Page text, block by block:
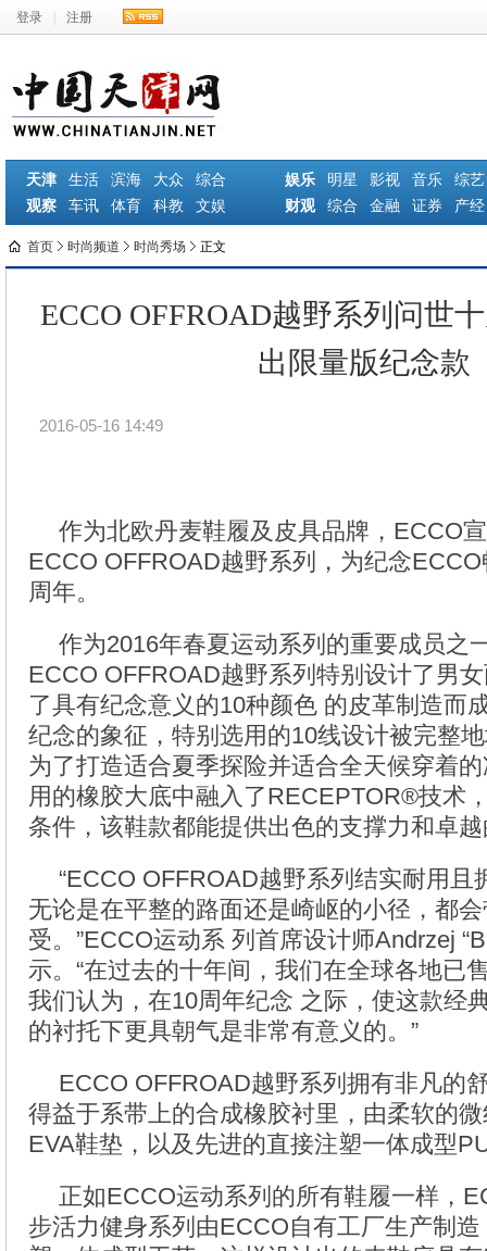
登录 注册
天津 生活 滨海 大众
综合
观察
车讯 体育 科教 文娱
娱乐 明星 影视 音乐
综艺
财观
综合 金融 证券 产经
首页 时尚频道 时尚秀场 正文
ECCO OFFROAD越野系列问世
出限量版纪念款
2016-05-16 14:49
作为北欧丹麦鞋履及皮具品牌，ECCO
ECCO OFFROAD越野系列，为纪念
周年。
作为2016年春夏运动系列的重要成员之
ECCO OFFROAD越野系列特别设计了男
了具有纪念意义的10种颜色 的皮革制造而
纪念的象征，特别选用的10线设计被完整
为了打造适合夏季探险并适合全天候穿着
用的橡胶大底中融入了RECEPTOR®技术
条件，该鞋款都能提供出色的支撑力和卓
“ECCO OFFROAD越野系列结实耐用且
无论是在平整的路面还是崎岖的小径，都
受。”ECCO运动系 列首席设计师Andrzej
示。“在过去的十年间，我们在全球各地已
我们认为，在10周年纪念 之际，使这款经
的衬托下更具朝气是非常有意义的。”
ECCO OFFROAD越野系列拥有非凡的
得益于系带上的合成橡胶衬里，由柔软的
EVA鞋垫，以及先进的直接注塑一体成型
正如ECCO运动系列的所有鞋履一样，
步活力健身系列由ECCO自有工厂生产制